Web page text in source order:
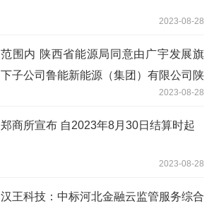
2023-08-28
范围内 陕西省能源局同意由广宇发展旗
下子公司鲁能新能源（集团）有限公司陕
西分公司申报的“鲁能韩城5万千瓦复核光
伏发电项目”纳入陕西省年度建设规模范
2023-08-28
郑商所宣布 自2023年8月30日结算时起
2023-08-28
汉王科技：中标河北金融云监管服务综合